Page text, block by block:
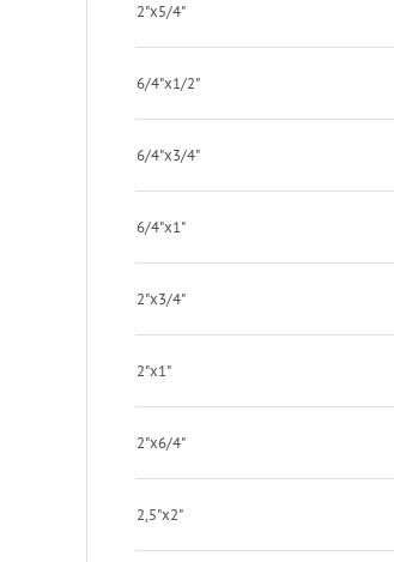
2"x5/4"
6/4"x1/2"
6/4"x3/4"
6/4"x1"
2"x3/4"
2"x1"
2"x6/4"
2,5"x2"